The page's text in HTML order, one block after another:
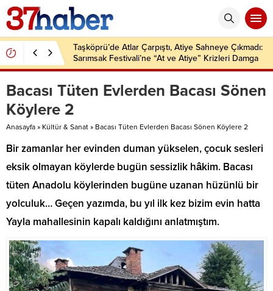
Taşköprü’de Atlar Çarpıştı, Atiye Sahneye Çıkmadı:
Sarımsak Festivali’ne “At ve Atiye” Krizleri Damga
Vurdu!
Bacası Tüten Evlerden Bacası Sönen
Köylere 2
Anasayfa » Kültür & Sanat » Bacası Tüten Evlerden Bacası Sönen Köylere 2
Bir zamanlar her evinden duman yükselen, çocuk sesleri
eksik olmayan köylerde bugün sessizlik hâkim. Bacası
tüten Anadolu köylerinden bugüne uzanan hüzünlü bir
yolculuk… Geçen yazımda, bu yıl ilk kez bizim evin hatta
Yayla mahallesinin kapalı kaldığını anlatmıştım.